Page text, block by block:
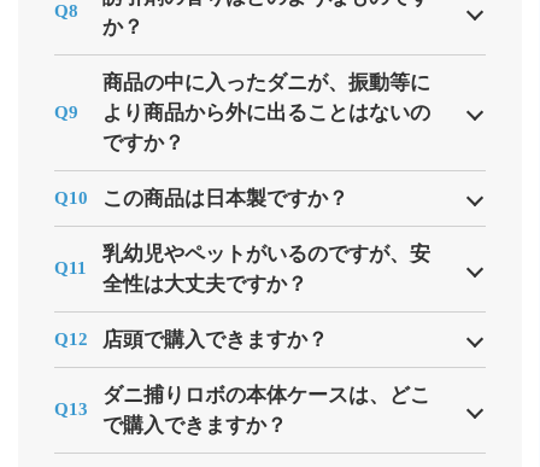
Q8
か？
Q9
商品の中に入ったダニが、振動等に
より商品から外に出ることはないの
ですか？
Q10 この商品は日本製ですか？
Q11
乳幼児やペットがいるのですが、安
全性は大丈夫ですか？
Q12 店頭で購入できますか？
Q13
ダニ捕りロボの本体ケースは、どこ
で購入できますか？